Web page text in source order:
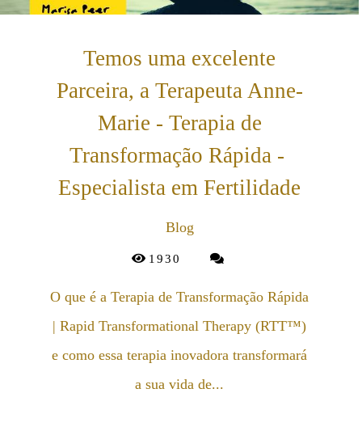
Temos uma excelente
Parceira, a Terapeuta Anne-
Marie - Terapia de
Transformação Rápida -
Especialista em Fertilidade
Blog
1930
O que é a Terapia de Transformação Rápida
| Rapid Transformational Therapy (RTT™)
e como essa terapia inovadora transformará
a sua vida de...